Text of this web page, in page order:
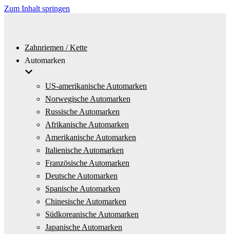
Zum Inhalt springen
Zahnriemen / Kette
Automarken
US-amerikanische Automarken
Norwegische Automarken
Russische Automarken
Afrikanische Automarken
Amerikanische Automarken
Italienische Automarken
Französische Automarken
Deutsche Automarken
Spanische Automarken
Chinesische Automarken
Südkoreanische Automarken
Japanische Automarken